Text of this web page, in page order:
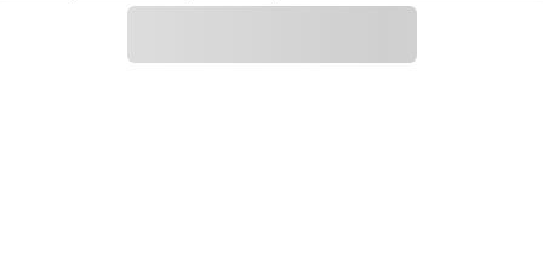
Estimativa de valor do condomínio